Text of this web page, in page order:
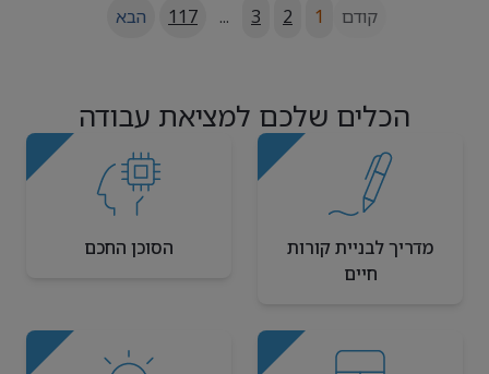
קודם 1
2
3
...
117 הבא
הכלים שלכם למציאת עבודה
מדריך לבניית קורות
חיים
הסוכן החכם